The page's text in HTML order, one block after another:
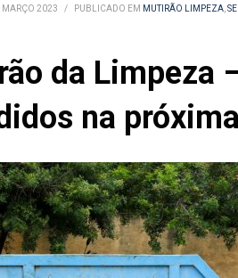
MARÇO 2023 / PUBLICADO EM MUTIRÃO LIMPEZA,
da Limpeza
na